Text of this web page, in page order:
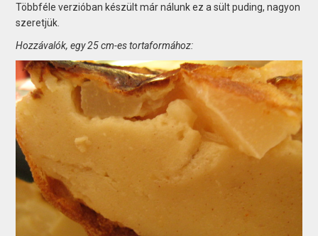
Többféle verzióban készült már nálunk ez a sült puding, nagyon
szeretjük.
Hozzávalók, egy 25 cm-es tortaformához: